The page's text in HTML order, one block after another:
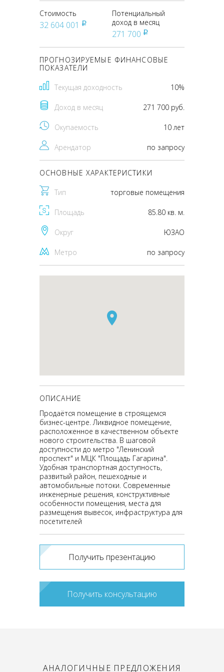
Стоимость
32 604 001 pуб
Потенциальный
доход в месяц
271 700 pуб
ПРОГНОЗИРУЕМЫЕ ФИНАНСОВЫЕ
ПОКАЗАТЕЛИ
Текущая доходность 10%
Доход в месяц 271 700 руб.
Окупаемость 10 лет
Арендатор по запросу
ОСНОВНЫЕ ХАРАКТЕРИСТИКИ
Тип торговые помещения
Площадь 85.80 кв. м.
Округ ЮЗАО
Метро по запросу
ОПИСАНИЕ
Продаётся помещение в строящемся
бизнес-центре. Ликвидное помещение,
расположенное в качественном объекте
нового строительства. В шаговой
доступности до метро "Ленинский
проспект" и МЦК "Площадь Гагарина".
Удобная транспортная доступность,
развитый район, пешеходные и
автомобильные потоки. Современные
инженерные решения, конструктивные
особенности помещения, места для
размещения вывесок, инфраструктура для
посетителей
Получить презентацию
Получить консультацию
АНАЛОГИЧНЫЕ ПРЕДЛОЖЕНИЯ